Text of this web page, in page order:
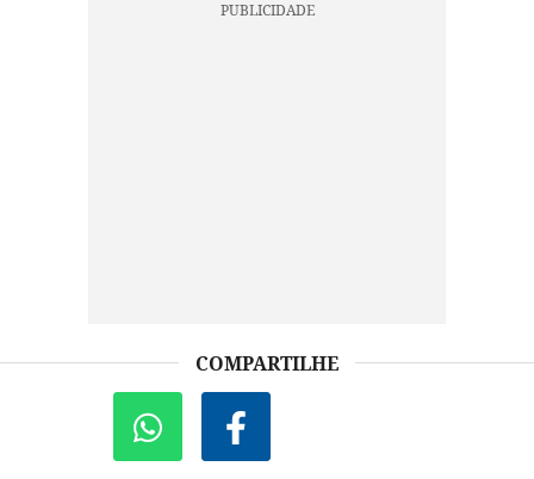
COMPARTILHE